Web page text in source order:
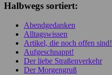
Halbwegs sortiert:
Abendgedanken
Alltagswissen
Artikel, die noch offen sind!
Aufgeschnappt!
Der liebe Straßenverkehr
Der Morgengruß